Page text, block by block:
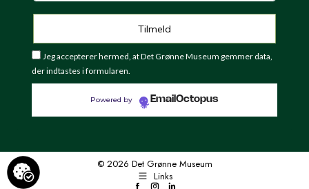
Jeg accepterer hermed, at Det Grønne Museum gemmer data,
der indtastes i formularen.
Powered by EmailOctopus
© 2026 Det Grønne Museum
Links